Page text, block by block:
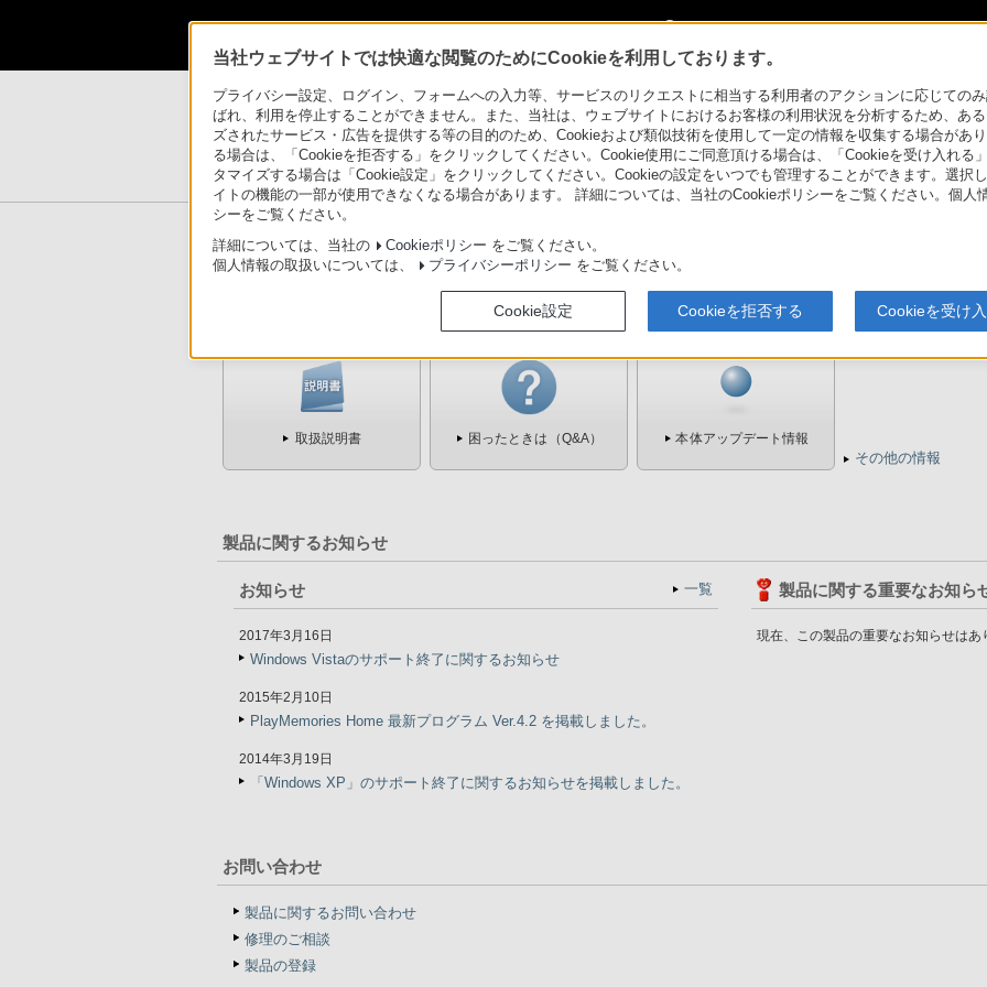
製品情報> 総合サポート > モバイルHDスナップカメラ “bloggie”（ブロギー）
モバイルHDスナップカメラ “bloggie”（ブロギー） サポート・お問い合わせ
取扱説明書 困ったときは（Q&A） 本体アップデート情報
その他の情報
製品に関するお知らせ
お知らせ 一覧
2017年3月16日
Windows Vistaのサポート終了に関するお知らせ
2015年2月10日
PlayMemories Home 最新プログラム Ver.4.2 を掲載しました。
2014年3月19日
「Windows XP」のサポート終了に関するお知らせを掲載しました。
製品に関する重要なお知ら
現在、この製品の重要なお知らせはあ
お問い合わせ
製品に関するお問い合わせ
修理のご相談
製品の登録
当社ウェブサイトでは快適な閲覧のためにCookieを利用しております。
プライバシー設定、ログイン、フォームへの入力等、サービスのリクエストに相当する利用者のアクションに応じての
ばれ、利用を停止することができません。また、当社は、ウェブサイトにおけるお客様の利用状況を分析するため、あ
ズされたサービス・広告を提供する等の目的のため、Cookieおよび類似技術を使用して一定の情報を収集する場合があ
る場合は、「Cookieを拒否する」をクリックしてください。Cookie使用にご同意頂ける場合は、「Cookieを受け入れる
タマイズする場合は「Cookie設定」をクリックしてください。Cookieの設定をいつでも管理することができます。選択
イトの機能の一部が使用できなくなる場合があります。 詳細については、当社のCookieポリシーをご覧ください。個人
シーをご覧ください。
詳細については、当社の Cookieポリシー をご覧ください。
個人情報の取扱いについては、
プライバシーポリシー をご覧ください。
Cookie設定 Cookieを拒否する Cookieを受け